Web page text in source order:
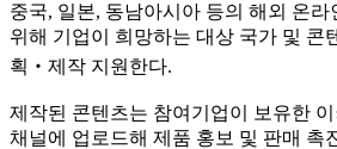
중국, 일본, 동남아시아 등의 해외 온라
위해 기업이 희망하는 대상 국가 및 콘
획‧제작 지원한다.
제작된 콘텐츠는 참여기업이 보유한
채널에 업로드해 제품 홍보 및 판매 촉